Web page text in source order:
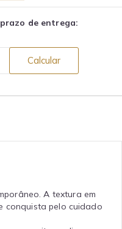
de entrega:
Calcular
A textura em
conquista pelo cuidado